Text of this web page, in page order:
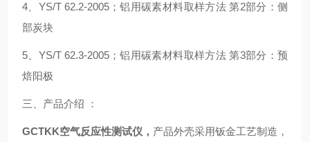
4、YS/T 62.2-2005；铝用碳素材料取样方法 第2部分：侧
部炭块
5、YS/T 62.3-2005；铝用碳素材料取样方法 第3部分：预
焙阳极
三、产品介绍 ：
GCTKK空气反应性测试仪， 产品外壳采用钣金工艺制造，